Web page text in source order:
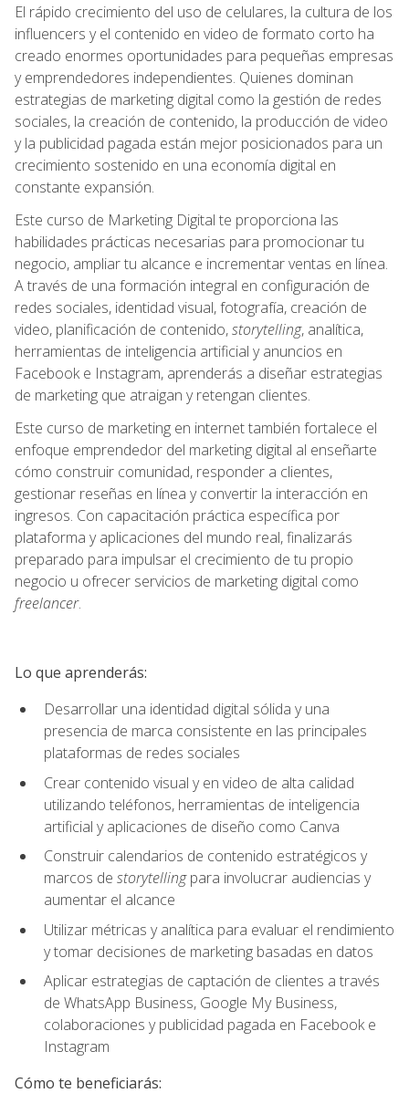
El rápido crecimiento del uso de celulares, la cultura de los
influencers y el contenido en video de formato corto ha
creado enormes oportunidades para pequeñas empresas
y emprendedores independientes. Quienes dominan
estrategias de marketing digital como la gestión de redes
sociales, la creación de contenido, la producción de video
y la publicidad pagada están mejor posicionados para un
crecimiento sostenido en una economía digital en
constante expansión.
Este curso de Marketing Digital te proporciona las
habilidades prácticas necesarias para promocionar tu
negocio, ampliar tu alcance e incrementar ventas en línea.
A través de una formación integral en configuración de
redes sociales, identidad visual, fotografía, creación de
video, planificación de contenido,storytelling, analítica,
herramientas de inteligencia artificial y anuncios en
Facebook e Instagram, aprenderás a diseñar estrategias
de marketing que atraigan y retengan clientes.
Este curso de marketing en internet también fortalece el
enfoque emprendedor del marketing digital al enseñarte
cómo construir comunidad, responder a clientes,
gestionar reseñas en línea y convertir la interacción en
ingresos. Con capacitación práctica específica por
plataforma y aplicaciones del mundo real, finalizarás
preparado para impulsar el crecimiento de tu propio
negocio u ofrecer servicios de marketing digital como
freelancer.
Lo que aprenderás:
Desarrollar una identidad digital sólida y una
presencia de marca consistente en las principales
plataformas de redes sociales
Crear contenido visual y en video de alta calidad
utilizando teléfonos, herramientas de inteligencia
artificial y aplicaciones de diseño como Canva
Construir calendarios de contenido estratégicos y
marcos de storytellingpara involucrar audiencias y
aumentar el alcance
Utilizar métricas y analítica para evaluar el rendimiento
y tomar decisiones de marketing basadas en datos
Aplicar estrategias de captación de clientes a través
de WhatsApp Business, Google My Business,
colaboraciones y publicidad pagada en Facebook e
Instagram
Cómo te beneficiarás: